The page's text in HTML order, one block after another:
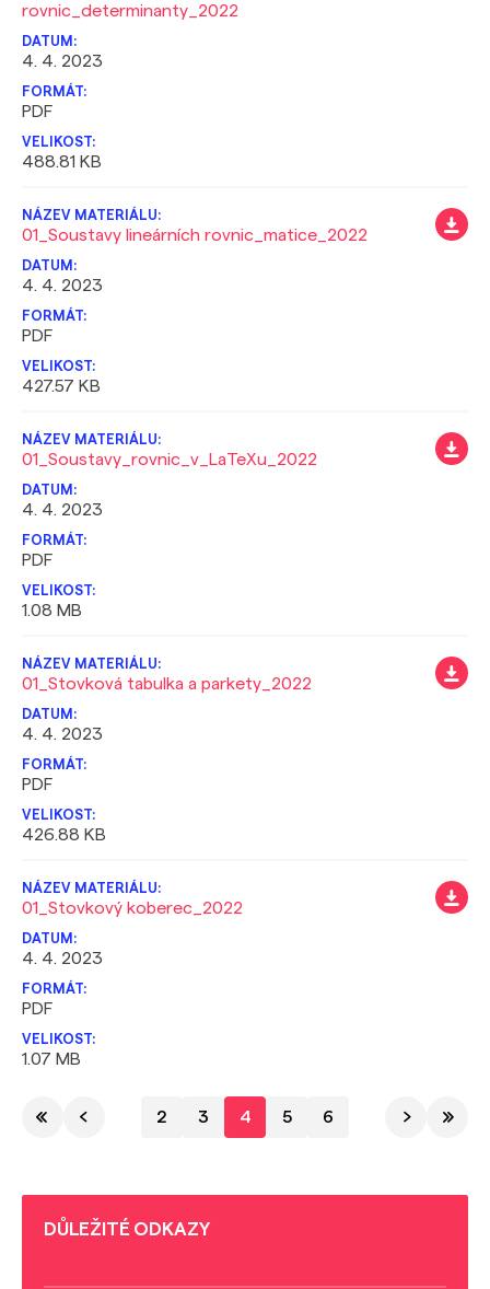
rovnic_determinanty_2022
4. 4. 2023
PDF
488.81 KB
01_Soustavy lineárních rovnic_matice_2022
4. 4. 2023
PDF
427.57 KB
01_Soustavy_rovnic_v_LaTeXu_2022
4. 4. 2023
PDF
1.08 MB
01_Stovková tabulka a parkety_2022
4. 4. 2023
PDF
426.88 KB
01_Stovkový koberec_2022
4. 4. 2023
PDF
1.07 MB
2 3 4 5 6
DŮLEŽITÉ ODKAZY